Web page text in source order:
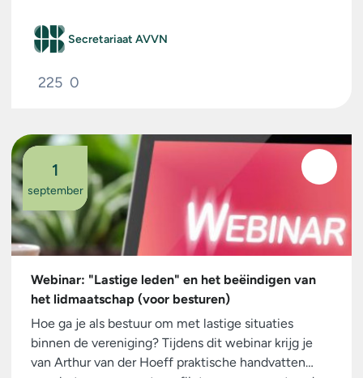
Secretariaat AVVN
225 0
1
september
Webinar: "Lastige leden" en het beëindigen van
het lidmaatschap (voor besturen)
Hoe ga je als bestuur om met lastige situaties
binnen de vereniging? Tijdens dit webinar krijg je
van Arthur van der Hoeff praktische handvatten